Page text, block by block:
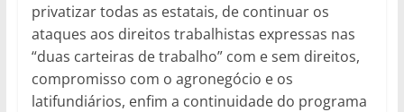
privatizar todas as estatais, de continuar os
ataques aos direitos trabalhistas expressas nas
“duas carteiras de trabalho” com e sem direitos,
compromisso com o agronegócio e os
latifundiários, enfim a continuidade do programa